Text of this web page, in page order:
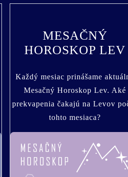
MESAČNÝ
HOROSKOP LEV
Každý mesiac prinášame
Mesačný Horoskop Lev. Aké
prekvapenia čakajú na Levov
tohto mesiaca?